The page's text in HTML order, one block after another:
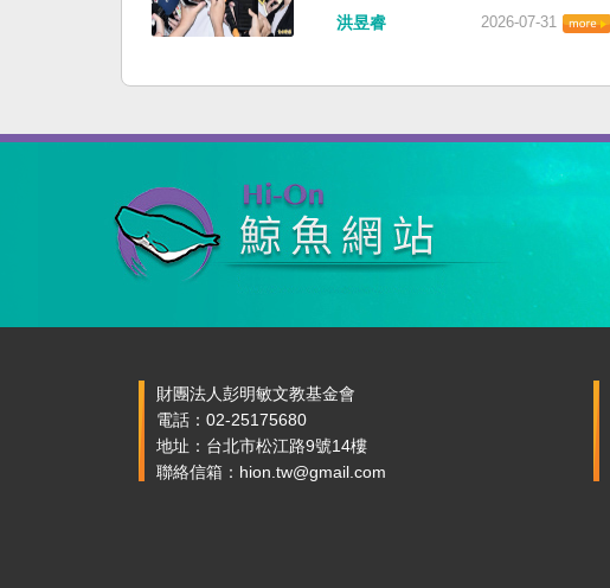
洪昱睿 2026-07-31
財團法人彭明敏文教基金會
電話：02-25175680
地址：台北市松江路9號14樓
聯絡信箱：hion.tw@gmail.com